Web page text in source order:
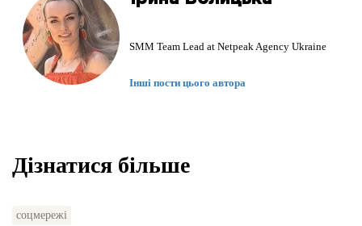
SMM Team Lead at Netpeak Agency Ukraine
Інші пости цього автора
Дізнатися більше
соцмережі